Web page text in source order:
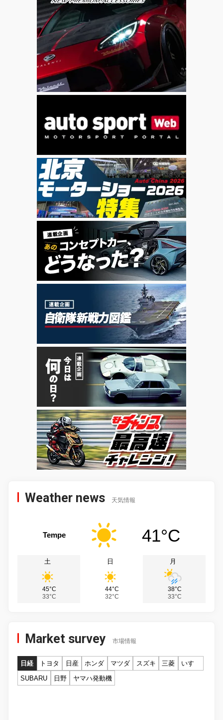
Weather news 天気情報
Tempe 41°C
土
45°C
33°C
日
44°C
32°C
月
38°C
33°C
Market survey 市場情報
日経 トヨタ 日産 ホンダ マツダ スズキ 三菱
いすゞ
SUBARU
日野 ヤマハ発動機